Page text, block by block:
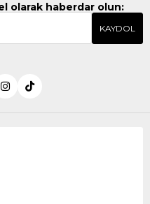
olarak haberdar olun:
KAYDOL